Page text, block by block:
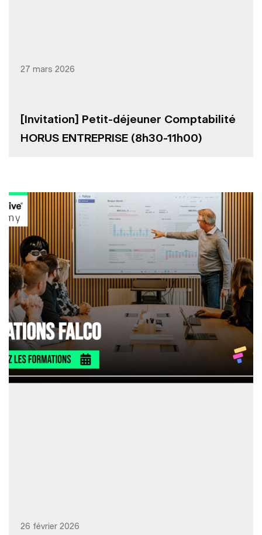
[Invitation] Petit-déjeuner Comptabilité
HORUS ENTREPRISE (8h30-11h00)
27 mars 2026
26 février 2026